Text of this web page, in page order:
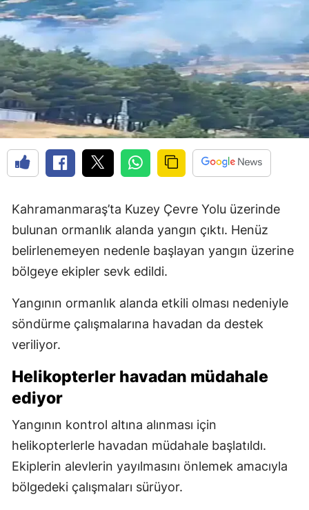
Kahramanmaraş’ta Kuzey Çevre Yolu üzerinde
bulunan ormanlık alanda yangın çıktı. Henüz
belirlenemeyen nedenle başlayan yangın üzerine
bölgeye ekipler sevk edildi.
Yangının ormanlık alanda etkili olması nedeniyle
söndürme çalışmalarına havadan da destek
veriliyor.
Helikopterler havadan müdahale
ediyor
Yangının kontrol altına alınması için
helikopterlerle havadan müdahale başlatıldı.
Ekiplerin alevlerin yayılmasını önlemek amacıyla
bölgedeki çalışmaları sürüyor.